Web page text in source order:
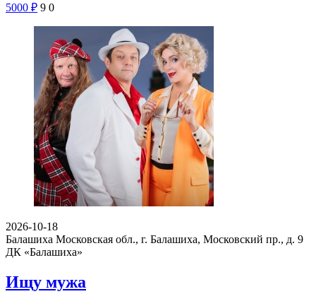
5000 ₽ 9 0
2026-10-18
Балашиха Московская обл., г. Балашиха, Московский пр., д. 9
ДК «Балашиха»
Ищу мужа